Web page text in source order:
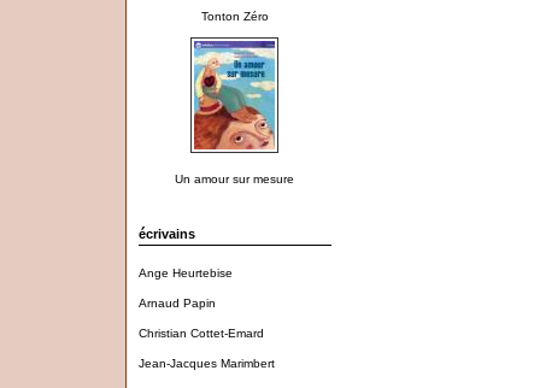
Tonton Zéro
Un amour sur mesure
écrivains
Ange Heurtebise
Arnaud Papin
Christian Cottet-Emard
Jean-Jacques Marimbert